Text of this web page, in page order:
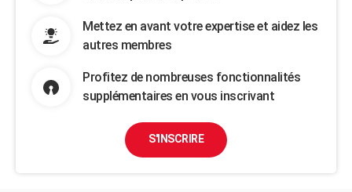
Mettez en avant votre expertise et aidez les
autres membres
Profitez de nombreuses fonctionnalités
supplémentaires en vous inscrivant
S'INSCRIRE